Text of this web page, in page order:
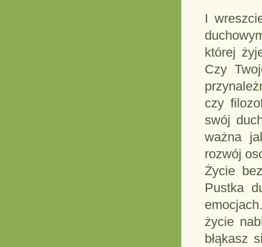
I
której
Czy
czy
swój
ważna
rozwój
Życie
Pustka
życie
błąkasz